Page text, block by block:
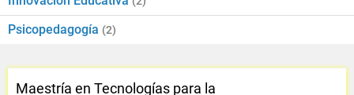
Psicopedagogía (2)
Maestría en Tecnologías para la